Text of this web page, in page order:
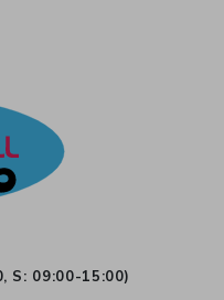
S: 09:00-15:00)